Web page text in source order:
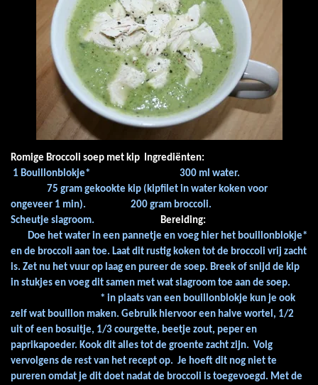
Romige Broccoli soep met kip Ingrediënten:
1 Bouillonblokje* 300 ml water.
75 gram gekookte kip (kipfilet in water koken voor
ongeveer 1 min). 200 gram broccoli.
Scheutje slagroom. Bereiding:
Doe het water in een pannetje en voeg hier het bouillonblokje*
en de broccoli aan toe. Laat dit rustig koken tot de broccoli vrij zacht
is. Zet nu het vuur op laag en pureer de soep. Breek of snijd de kip
in stukjes en voeg dit samen met wat slagroom toe aan de soep.
* in plaats van een bouillonblokje kun je ook
zelf wat bouillon maken. Gebruik hiervoor een halve wortel, 1/2
uit of een bosuitje, 1/3 courgette, beetje zout, peper en
paprikapoeder. Kook dit alles tot de groente zacht zijn. Volg
vervolgens de rest van het recept op. Je hoeft dit nog niet te
pureren omdat je dit doet nadat de broccoli is toegevoegd. Met de